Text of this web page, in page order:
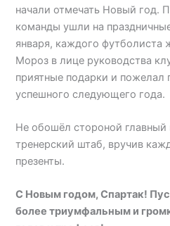
начали отмечать Новый год.
команды ушли на
января, каждого
Мороз в лице руководства
приятные подарки и пожелал
успешного следующего года.
Не обошёл стороной главный
тренерский штаб, вручив
презенты.
С Новым годом, Спартак!
более триумфальным и